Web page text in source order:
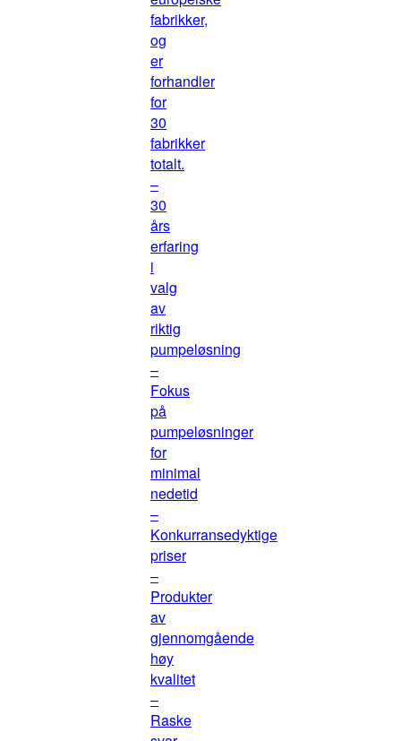
fabrikker,
og
er
forhandler
for
30
fabrikker
totalt.
–
30
års
erfaring
i
valg
av
riktig
pumpeløsning
–
Fokus
på
pumpeløsninger
for
minimal
nedetid
–
Konkurransedyktige
priser
–
Produkter
av
gjennomgående
høy
kvalitet
–
Raske